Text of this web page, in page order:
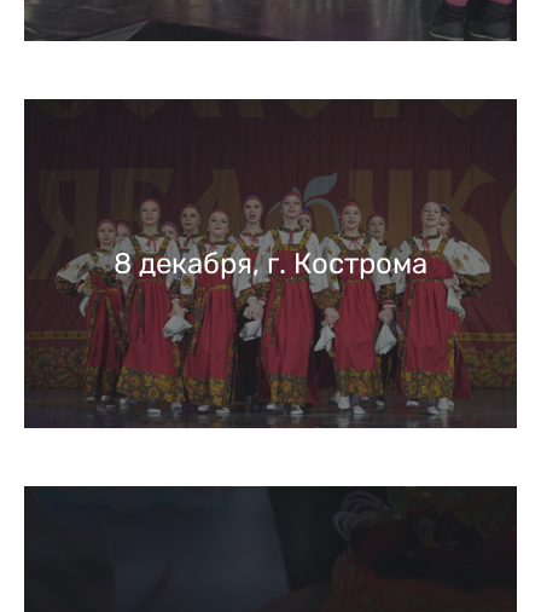
8 декабря, г. Кострома